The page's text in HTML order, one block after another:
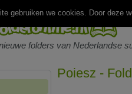
folders van Nederlandse
Poiesz -
gebruiken we cookies. Door deze